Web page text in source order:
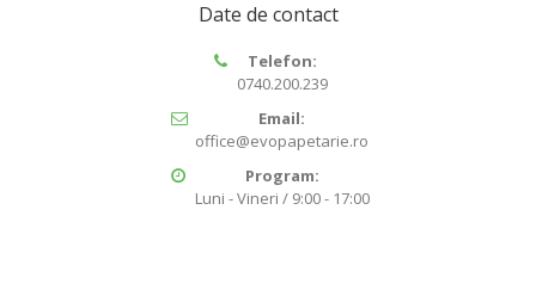
Date de contact
Telefon:
0740.200.239
Email:
office@evopapetarie.ro
Program:
Luni - Vineri / 9:00 - 17:00